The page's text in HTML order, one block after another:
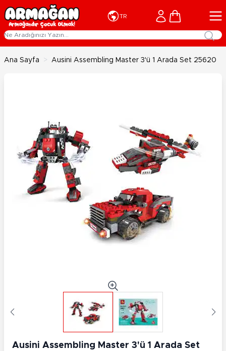
İçeriğe geç
TR Cart
Ana Sayfa > Ausini Assembling Master 3'ü 1 Arada Set 25620
Ausini Assembling Master 3'ü 1 Arada Set